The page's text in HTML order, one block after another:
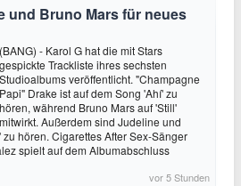
und Bruno Mars für neues
(BANG) - Karol G hat die mit Stars
gespickte Trackliste ihres sechsten
Studioalbums veröffentlicht. "Champagne
Papi" Drake ist auf dem Song 'Ahí' zu
hören, während Bruno Mars auf 'Still'
mitwirkt. Außerdem sind Judeline und
hören. Cigarettes After Sex-Sänger
spielt auf dem Albumabschluss
vor 5 Stunden